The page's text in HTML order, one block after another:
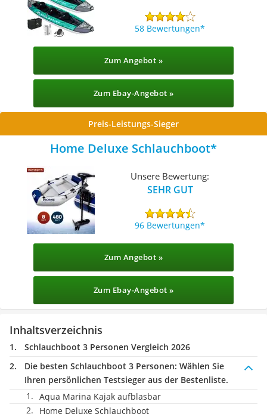
58 Bewertungen
Zum Angebot »
Zum Ebay-Angebot »
Preis-Leistungs-Sieger
Home Deluxe Schlauchboot
Unsere Bewertung:
SEHR GUT
96 Bewertungen
Zum Angebot »
Zum Ebay-Angebot »
Inhaltsverzeichnis
Schlauchboot 3 Personen Vergleich 2026
Die besten Schlauchboot 3 Personen: Wählen Sie
Ihren persönlichen Testsieger aus der Bestenliste.
Aqua Marina Kajak aufblasbar
Home Deluxe Schlauchboot